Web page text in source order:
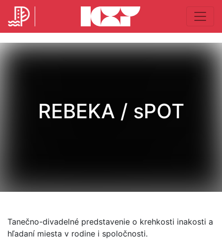
REBEKA / sPOT
Tanečno-divadelné predstavenie o krehkosti inakosti a
hľadaní miesta v rodine i spoločnosti.